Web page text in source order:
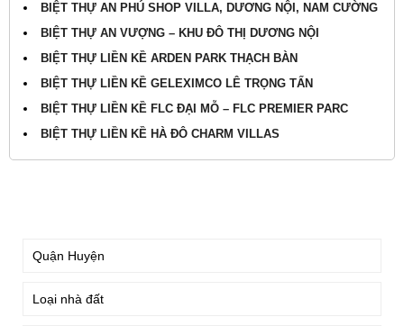
BIỆT THỰ AN PHÚ SHOP VILLA, DƯƠNG NỘI, NAM CƯỜNG
BIỆT THỰ AN VƯỢNG – KHU ĐÔ THỊ DƯƠNG NỘI
BIỆT THỰ LIỀN KỀ ARDEN PARK THẠCH BÀN
BIỆT THỰ LIỀN KỀ GELEXIMCO LÊ TRỌNG TẤN
BIỆT THỰ LIỀN KỀ FLC ĐẠI MỖ – FLC PREMIER PARC
BIỆT THỰ LIỀN KỀ HÀ ĐÔ CHARM VILLAS